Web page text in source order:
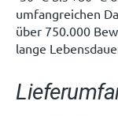
umfangreichen
über 750.000
lange